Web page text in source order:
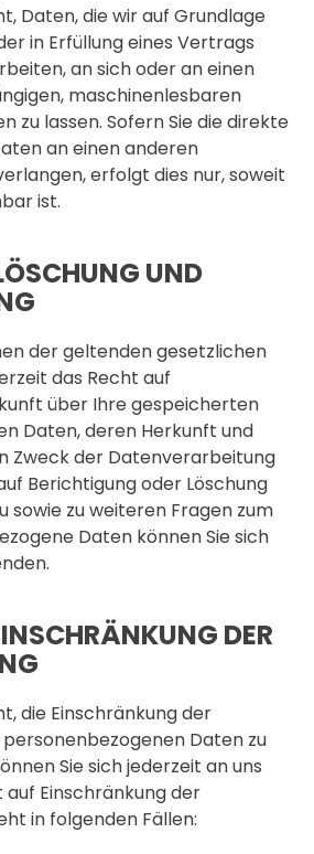
Daten, die wir auf Grundlage
in Erfüllung eines Vertrags
an sich oder an einen
maschinenlesbaren
zu lassen. Sofern Sie die direkte
an einen anderen
erfolgt dies nur, soweit
ist.
UND
der geltenden gesetzlichen
das Recht auf
über Ihre gespeicherten
Daten, deren Herkunft und
Zweck der Datenverarbeitung
Berichtigung oder Löschung
sowie zu weiteren Fragen zum
Daten können Sie sich
DER
die Einschränkung der
Daten zu
Sie sich jederzeit an uns
auf Einschränkung der
in folgenden Fällen: